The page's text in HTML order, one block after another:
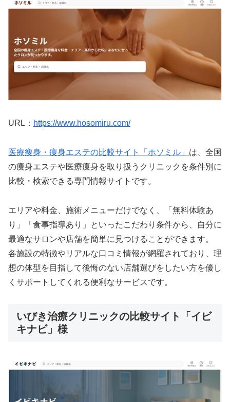
URL： https://www.hosomiru.com/
医療痩身・痩身エステの比較サイト「ホソミル」 は、全国
の痩身エステや医療痩身を取り扱うクリニックを条件別に
比較・検索できる専門情報サイトです。
エリアや料金、施術メニューだけでなく、「無料体験あ
り」「食事指導あり」といったこだわり条件から、自分に
最適なサロンや店舗を簡単に見つけることができます。
各施設の特徴やリアルな口コミ情報が網羅されており、理
想の体型を目指して後悔のない店舗選びをしたい方を優し
くサポートしてくれる便利なサービスです。
いびき治療クリニックの比較サイト「イビ
キナビ」様